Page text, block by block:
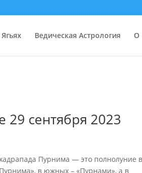
Ведическая Астрология О
сентября 2023
Пурнима — это полнолуние
в южных – «Пурнами», а в